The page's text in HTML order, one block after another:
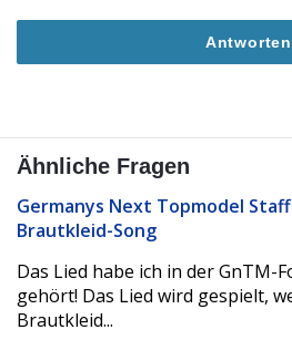
Antworten
Ähnliche Fragen
Germanys Next Topmodel
Brautkleid-Song
Das Lied habe ich in der GnTM-
gehört! Das Lied wird gespielt,
Brautkleid...